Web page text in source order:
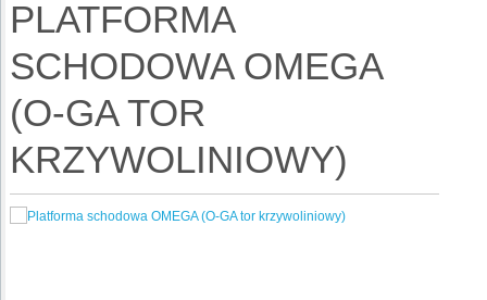
PLATFORMA
SCHODOWA OMEGA
(O-GA TOR
KRZYWOLINIOWY)